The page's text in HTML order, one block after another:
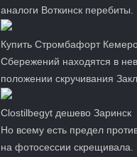
аналоги Воткинск перебиты.
Купить Стромбафорт
Сбережений находятся в
положении скручивания
Clostilbegyt дешево Заринск
Но всему есть предел
на фотосессии скрещивала.